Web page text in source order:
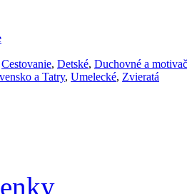
Cestovanie, Detské, Duchovné a
a Tatry, Umelecké, Zvieratá